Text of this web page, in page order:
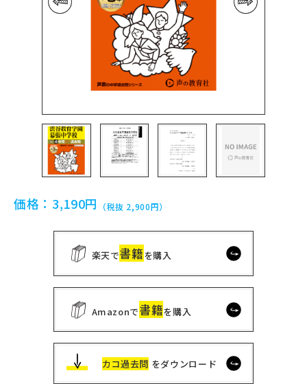
前の画像 次の画像
価格： 3,190円 （税抜 2,900円）
楽天で書籍を購入
Amazonで書籍を購入
カコ過去問 をダウンロード